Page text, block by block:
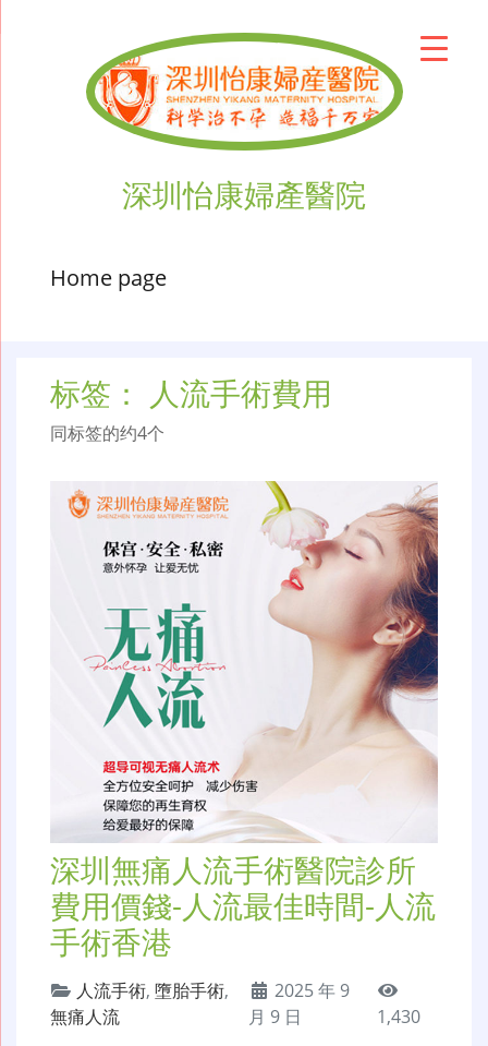
深圳怡康婦產醫院
Home page
标签： 人流手術費用
同标签的约4个
深圳無痛人流手術醫院診所
費用價錢-人流最佳時間-人流
手術香港
人流手術, 墮胎手術,
無痛人流
2025 年 9
月 9 日
1,430